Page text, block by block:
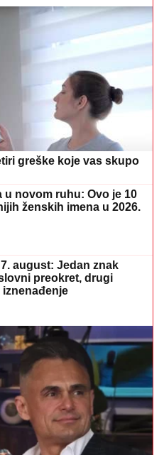
greške koje vas skupo
u novom ruhu: Ovo je 10
ženskih imena u 2026.
august: Jedan znak
preokret, drugi